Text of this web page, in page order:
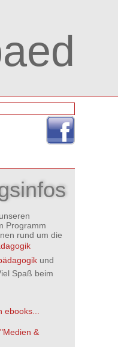
Programm
rund um die
und
Spaß beim
&